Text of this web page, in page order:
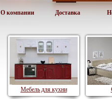
О компании Доставка
Мебель для кухни